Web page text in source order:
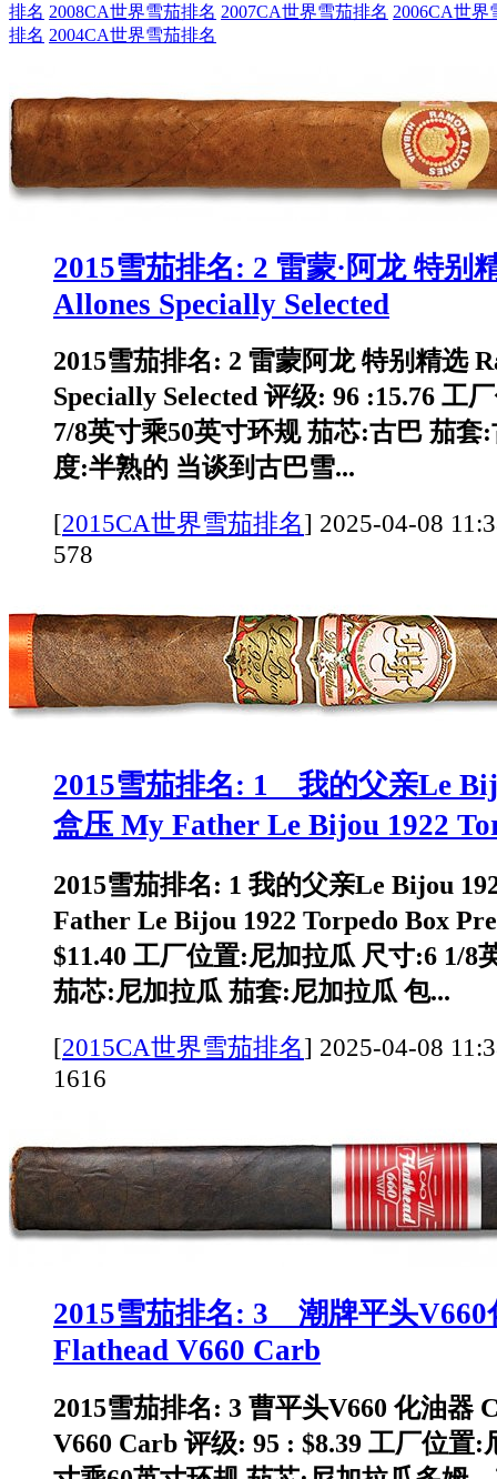
排名 2008CA世界雪茄排名 2007CA世界雪茄排名 2006CA世界
排名 2004CA世界雪茄排名
2015雪茄排名: 2 雷蒙·阿龙 特别
Allones Specially Selected
2015雪茄排名: 2 雷蒙阿龙 特别精选
Specially Selected 评级: 96 :15.76 工
7/8英寸乘50英寸环规 茄芯:古巴 茄套
度:半熟的 当谈到古巴雪...
[2015CA世界雪茄排名] 2025-04-08
578
2015雪茄排名: 1 我的父亲Le
盒压 My Father Le Bijou 1922
2015雪茄排名: 1 我的父亲Le Bijou
Father Le Bijou 1922 Torpedo Box
$11.40 工厂位置:尼加拉瓜 尺寸:6 1/8
茄芯:尼加拉瓜 茄套:尼加拉瓜 包...
[2015CA世界雪茄排名] 2025-04-08
1616
2015雪茄排名: 3 潮牌平头V660
Flathead V660 Carb
2015雪茄排名: 3 曹平头V660 化油器
V660 Carb 评级: 95 : $8.39 工厂位置